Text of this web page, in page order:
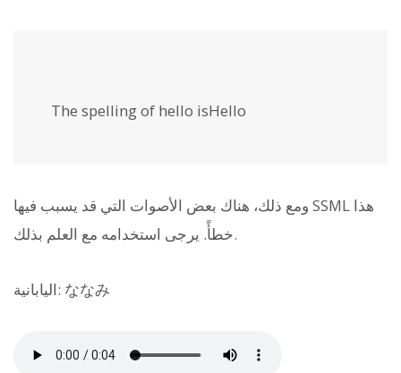
The spelling of hello isHello
ومع ذلك، هناك بعض الأصوات التي قد يسبب فيها SSML هذا
خطأً. يرجى استخدامه مع العلم بذلك.
اليابانية: ななみ